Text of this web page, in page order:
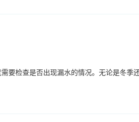
要检查是否出现漏水的情况。无论是冬季